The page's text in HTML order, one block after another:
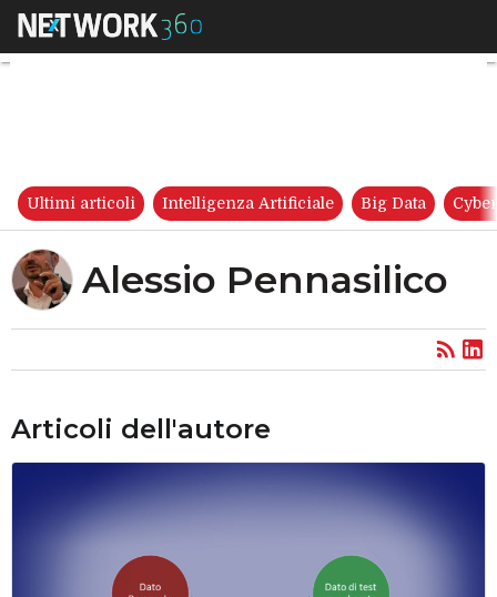
Alessio Pennasilico
Ultimi articoli Intelligenza Artificiale Big Data
Alessio Pennasilico
Articoli dell'autore